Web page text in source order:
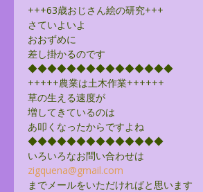
+++63歳おじさん絵の研究+++
さていよいよ
おおずめに
差し掛かるのです
◆◆◆◆◆◆◆◆◆◆◆◆◆◆◆
+++++農業は土木作業++++++
草の生える速度が
増してきているのは
あ叩くなったからですよね
◆◆◆◆◆◆◆◆◆◆◆◆◆◆
いろいろなお問い合わせは
zigquena@gmail.com
までメールをいただければと思います